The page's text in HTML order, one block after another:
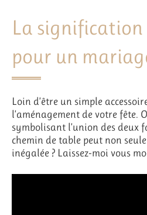
La signification
pour un
Loin d’être un simple
l’aménagement de votre fête.
symbolisant l’union des deux
chemin de table peut non
inégalée ? Laissez-moi vous